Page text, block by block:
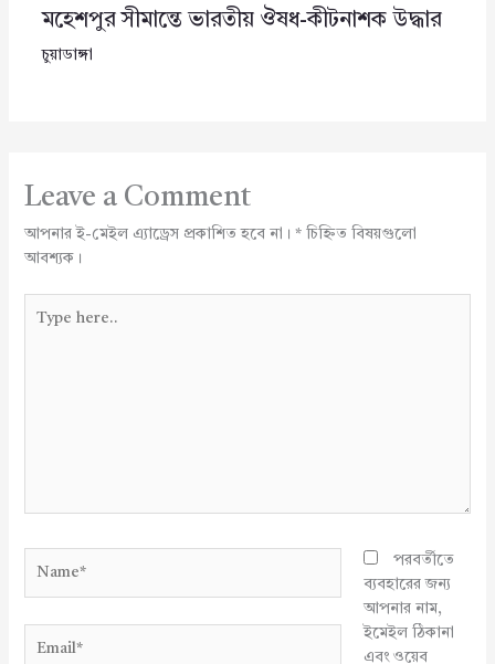
মহেশপুর সীমান্তে ভারতীয় ঔষধ-কীটনাশক উদ্ধার
চুয়াডাঙ্গা
Leave a Comment
আপনার ই-মেইল এ্যাড্রেস প্রকাশিত হবে না। *চিহ্নিত বিষয়গুলো
আবশ্যক।
here..
পরবর্তীতে
ব্যবহারের জন্য
আপনার নাম,
ইমেইল ঠিকানা
এবং ওয়েব